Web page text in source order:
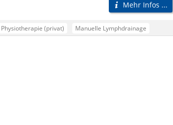
Mehr Infos ...
Physiotherapie (privat)
Manuelle Lymphdrainage